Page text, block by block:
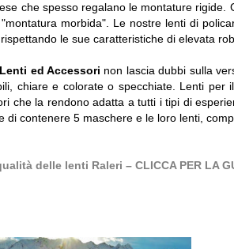
che spesso regalano le montature
morbida". Le nostre lenti di
le sue caratteristiche di elevata
ed Accessori non lascia dubbi sulla
chiare e colorate o specchiate. Lenti
che la rendono adatta a tutti i tipi di
di contenere 5 maschere e le loro lenti,
delle lenti Raleri – CLICCA PER LA